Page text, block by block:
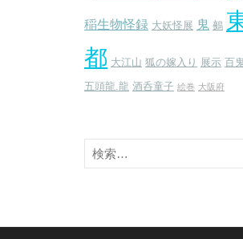
稲生物怪録 大妖怪展 鬼 鵺
都 大江山 狐の嫁入り 展示 百
五頭龍.龍 酒呑童子 絵巻 大阪府
検
索: